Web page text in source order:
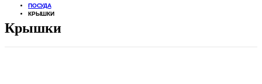
ПОСУДА
КРЫШКИ
Крышки